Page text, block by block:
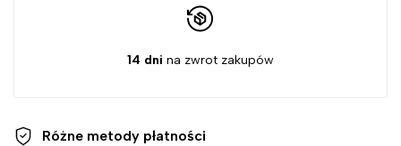
14 dni na zwrot zakupów
Różne metody płatności